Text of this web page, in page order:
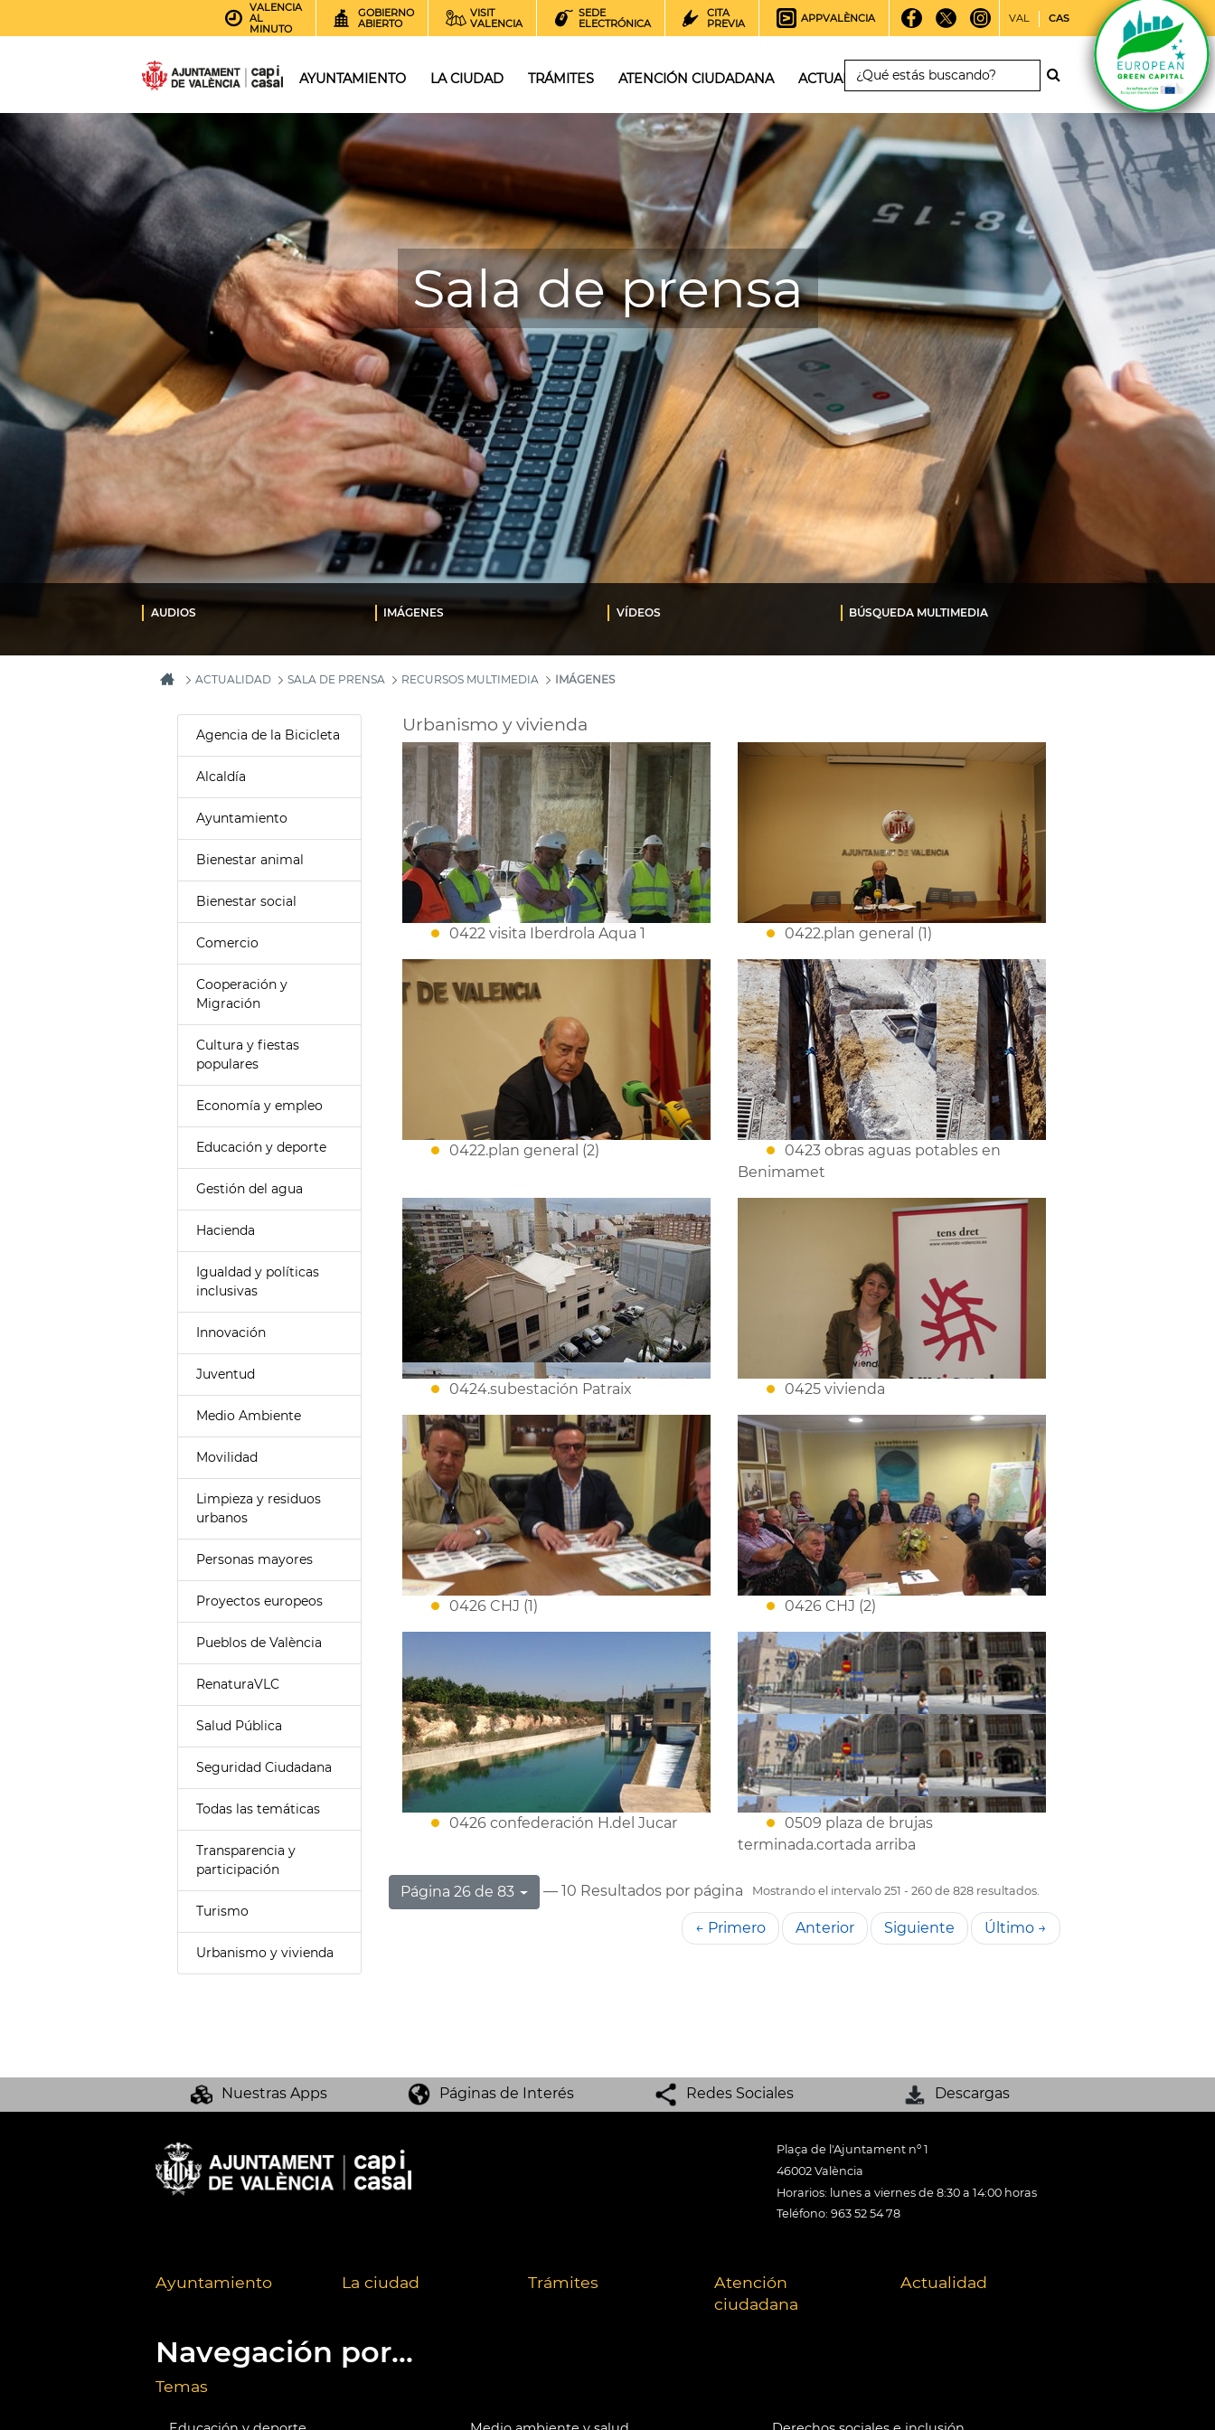
VALENCIA
AL
MINUTO
GOBIERNO
ABIERTO
VISIT
VALENCIA
SEDE
ELECTRÓNICA
CITA
PREVIA
APPVALÈNCIA VAL CAS
AYUNTAMIENTO LA CIUDAD TRÁMITES ATENCIÓN CIUDADANA ACTUALIDAD
Sala de prensa
AUDIOS IMÁGENES VÍDEOS BÚSQUEDA MULTIMEDIA
ACTUALIDAD SALA DE PRENSA RECURSOS MULTIMEDIA IMÁGENES
Agencia de la Bicicleta
Alcaldía
Ayuntamiento
Bienestar animal
Bienestar social
Comercio
Cooperación y
Migración
Cultura y fiestas
populares
Economía y empleo
Educación y deporte
Gestión del agua
Hacienda
Igualdad y políticas
inclusivas
Innovación
Juventud
Medio Ambiente
Movilidad
Limpieza y residuos
urbanos
Personas mayores
Proyectos europeos
Pueblos de València
RenaturaVLC
Salud Pública
Seguridad Ciudadana
Todas las temáticas
Transparencia y
participación
Turismo
Urbanismo y vivienda
Urbanismo y vivienda
0422 visita Iberdrola Aqua 1 0422.plan general (1)
0422.plan general (2)
0423 obras aguas potables en
Benimamet
0424.subestación Patraix 0425 vivienda
0426 CHJ (1) 0426 CHJ (2)
0426 confederación H.del Jucar
0509 plaza de brujas
terminada.cortada arriba
Página 26 de 83 — 10 Resultados por página Mostrando el intervalo 251 - 260 de 828 resultados.
← Primero Anterior Siguiente Último →
Nuestras Apps Páginas de Interés Redes Sociales Descargas
Plaça de l'Ajuntament nº 1
46002 València
Horarios: lunes a viernes de 8:30 a 14:00 horas
Teléfono: 963 52 54 78
Ayuntamiento La ciudad Trámites
Atención
ciudadana
Actualidad
Navegación por...
Temas